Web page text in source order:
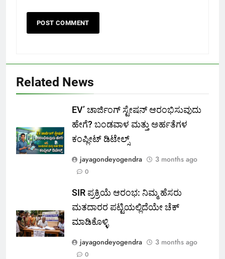
Related News
EV’ ಚಾರ್ಜಿಂಗ್ ಸ್ಟೇಷನ್ ಆರಂಭಿಸುವುದು
ಹೇಗೆ? ಬಂಡವಾಳ ಮತ್ತು ಅರ್ಹತೆಗಳ
ಕಂಪ್ಲೀಟ್ ಡಿಟೇಲ್ಸ್
jayagondeyogendra
3 months ago
0
SIR ಪ್ರಕ್ರಿಯೆ ಆರಂಭ: ನಿಮ್ಮ ಹೆಸರು
ಮತದಾರರ ಪಟ್ಟಿಯಲ್ಲಿದೆಯೇ ಚೆಕ್
ಮಾಡಿಕೊಳ್ಳಿ
jayagondeyogendra
3 months ago
0